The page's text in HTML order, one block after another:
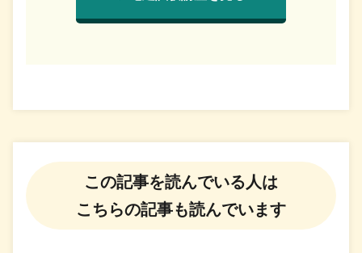
この記事を読んでいる人は
こちらの記事も読んでいます